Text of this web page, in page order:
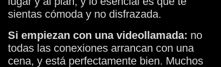
sientas cómoda y no disfrazada.
Si empiezan con una videollamada: no
todas las conexiones arrancan con una
cena, y está perfectamente bien. Muchos